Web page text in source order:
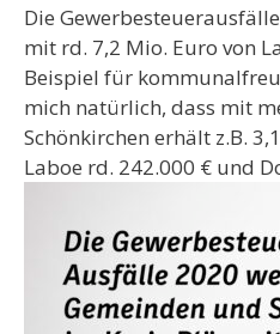
Die
mit rd. 7,2 Mio. Euro von
Beispiel für
mich natürlich, dass mit
Schönkirchen erhält z.B.
Laboe rd. 242.000 € und